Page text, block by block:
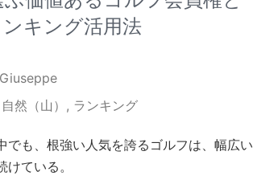
キング活用法
Giuseppe
自然（山） , ランキング
でも、根強い人気を誇るゴルフは、幅広い
ている。